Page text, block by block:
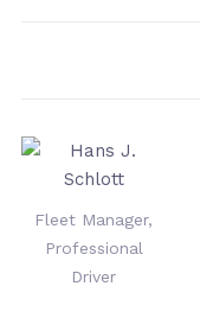
Fleet Manager,
Professional
Driver